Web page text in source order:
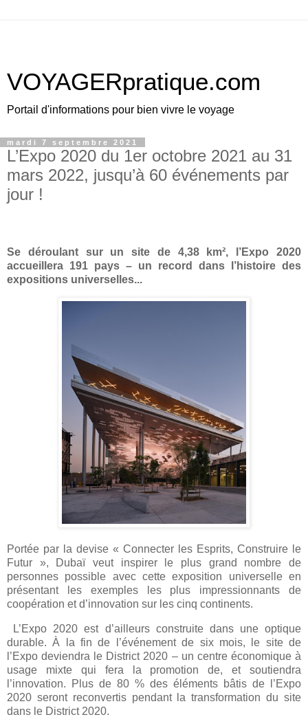
VOYAGERpratique.com
Portail d'informations pour bien vivre le voyage
mardi 7 septembre 2021
L’Expo 2020 du 1er octobre 2021 au 31
mars 2022, jusqu’à 60 événements par
jour !
Se déroulant sur un site de 4,38 km², l’Expo 2020
accueillera 191 pays – un record dans l’histoire des
expositions universelles...
Portée par la devise « Connecter les Esprits, Construire le
Futur », Dubaï veut inspirer le plus grand nombre de
personnes possible avec cette exposition universelle en
présentant les exemples les plus impressionnants de
coopération et d’innovation sur les cinq continents.
L’Expo 2020 est d’ailleurs construite dans une optique
durable. À la fin de l’événement de six mois, le site de
l’Expo deviendra le District 2020 – un centre économique à
usage mixte qui fera la promotion de, et soutiendra
l’innovation. Plus de 80 % des éléments bâtis de l’Expo
2020 seront reconvertis pendant la transformation du site
dans le District 2020.